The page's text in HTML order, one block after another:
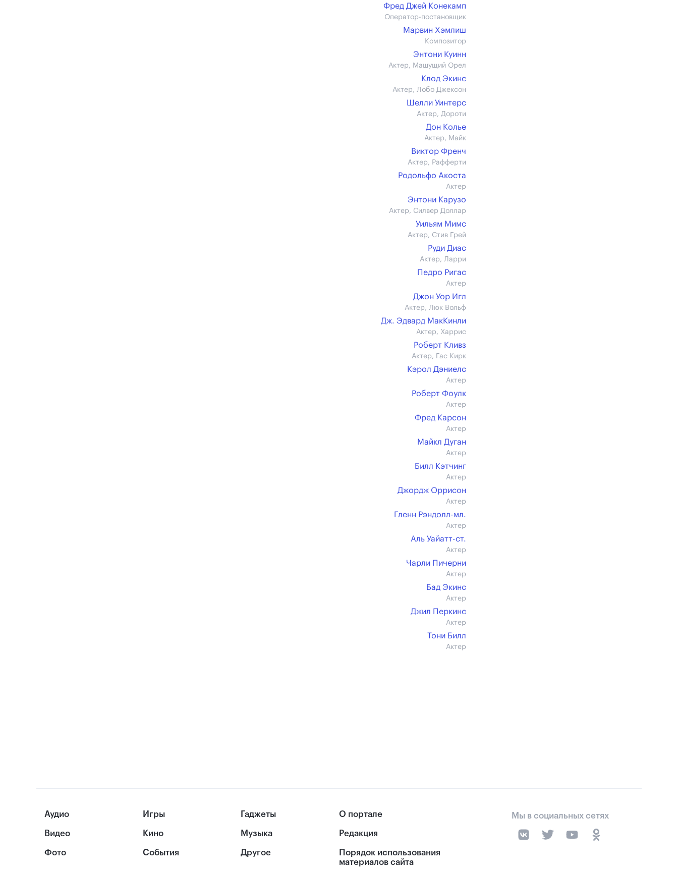
Фред Джей Конекамп
Оператор-постановщик
Марвин Хэмлиш
Композитор
Энтони Куинн
Актер, Машущий Орел
Клод Экинс
Актер, Лобо Джексон
Шелли Уинтерс
Актер, Дороти
Дон Колье
Актер, Майк
Виктор Френч
Актер, Рафферти
Родольфо Акоста
Актер
Энтони Карузо
Актер, Силвер Доллар
Уильям Мимс
Актер, Стив Грей
Руди Диас
Актер, Ларри
Педро Ригас
Актер
Джон Уор Игл
Актер, Люк Вольф
Дж. Эдвард МакКинли
Актер, Харрис
Роберт Кливз
Актер, Гас Кирк
Кэрол Дэниелс
Актер
Роберт Фоулк
Актер
Фред Карсон
Актер
Майкл Дуган
Актер
Билл Кэтчинг
Актер
Джордж Оррисон
Актер
Гленн Рэндолл-мл.
Актер
Аль Уайатт-ст.
Актер
Чарли Пичерни
Актер
Бад Экинс
Актер
Джил Перкинс
Актер
Тони Билл
Актер
Аудио
Видео
Фото
Игры
Кино
События
Гаджеты
Музыка
Другое
О портале
Редакция
Порядок использования
материалов сайта
Мы в социальных сетях